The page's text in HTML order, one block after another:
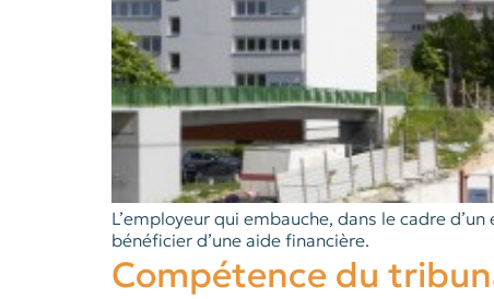
L’employeur qui embauche, dans le cadre
bénéficier d’une aide financière.
Compétence du